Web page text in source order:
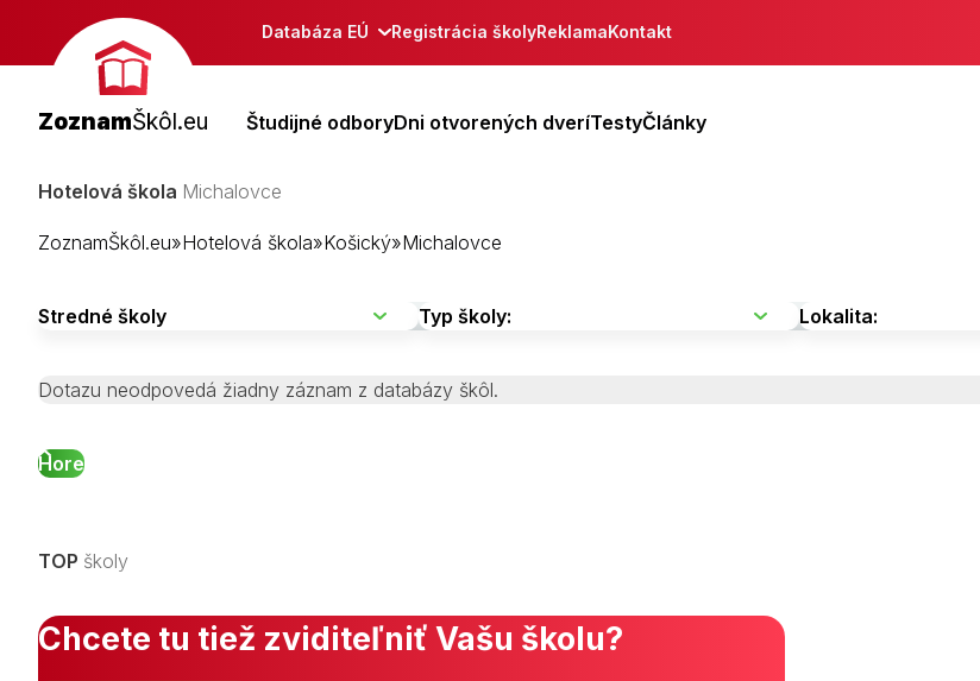
Databáza EÚ Registrácia školyReklamaKontakt
ZoznamŠkôl.eu Študijné odboryDni otvorených dveríTestyČlánky
Hotelová škola Michalovce
ZoznamŠkôl.eu»Hotelová škola»Košický»Michalovce
Dotazu neodpovedá žiadny záznam z databázy škôl.
Hore
TOP školy
Chcete tu tiež zviditeľniť Vašu školu?